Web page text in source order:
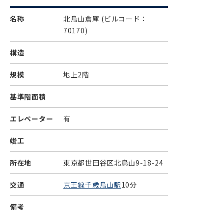
名称 北烏山倉庫 (ビルコード：
70170)
構造
規模 地上2階
基準階面積
エレベーター 有
竣工
所在地 東京都世田谷区北烏山9-18-24
交通 京王線千歳烏山駅10分
備考